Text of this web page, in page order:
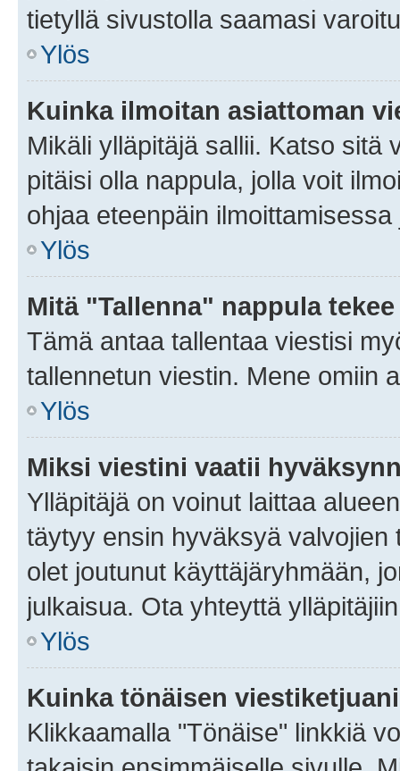
tietyllä sivustolla saamasi
Ylös
Kuinka ilmoitan asiattoman
Mikäli ylläpitäjä sallii. Katso sitä
pitäisi olla nappula, jolla voit
ohjaa eteenpäin
Ylös
Mitä "Tallenna" nappula
Tämä antaa tallentaa viestisi
tallennetun viestin. Mene omiin
Ylös
Miksi viestini vaatii
Ylläpitäjä on voinut laittaa
täytyy ensin hyväksyä
olet joutunut käyttäjäryhmään,
julkaisua. Ota yhteyttä
Ylös
Kuinka tönäisen
Klikkaamalla "Tönäise" linkkiä